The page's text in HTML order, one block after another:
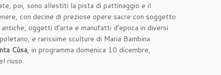
poi, sono allestiti la pista di pattinaggio e il
con decine di preziose opere sacre con soggetto
oggetti d’arte e manufatti d’epoca in diversi
e rarissime sculture di Maria Bambina.
Cùsa, in programma domenica 10 dicembre,
riuso.